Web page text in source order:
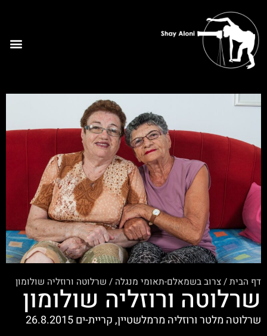
דף הבית/צרוב בשמאלם-תאומי מנגלה / שרלוטה ורוזליה שולומון
שרלוטה ורוזליה שולומון
שרלוטה מלטר ורוזליה מרמלשטיין, קריית-ים 26.8.2015